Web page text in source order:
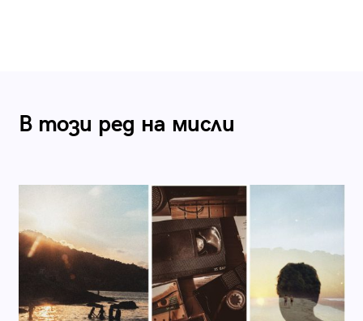
В този ред на мисли